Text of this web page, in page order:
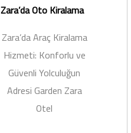
Zara’da Oto Kiralama
Zara’da Araç Kiralama
Hizmeti: Konforlu ve
Güvenli Yolculuğun
Adresi Garden Zara
Otel